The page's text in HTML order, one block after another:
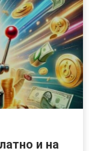
и на